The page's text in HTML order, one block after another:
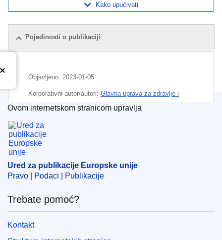
Kako upućivati
Pojedinosti o publikaciji
Objavljeno: 2023-01-05
Korporativni autor/autori: Glavna uprava za zdravlje i
sigurnost hrane( Europska komisija),Europska komisija
Predmet:
CELEX : 32023R0059
OJ : JOL_2023_005_R_0004
Ured za publikacije Europske unije
Ovom internetskom stranicom upravlja
Ured za publikacije Europske unije
Pravo | Podaci | Publikacije
Trebate pomoć?
Kontakt